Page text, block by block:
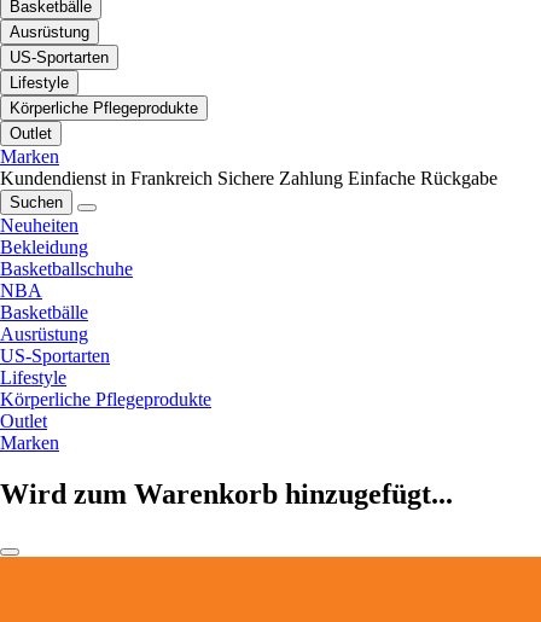
Basketbälle
Ausrüstung
US-Sportarten
Lifestyle
Körperliche Pflegeprodukte
Outlet
Marken
Kundendienst in Frankreich Sichere Zahlung Einfache Rückgabe
Suchen
Neuheiten
Bekleidung
Basketballschuhe
NBA
Basketbälle
Ausrüstung
US-Sportarten
Lifestyle
Körperliche Pflegeprodukte
Outlet
Marken
Wird zum Warenkorb hinzugefügt...